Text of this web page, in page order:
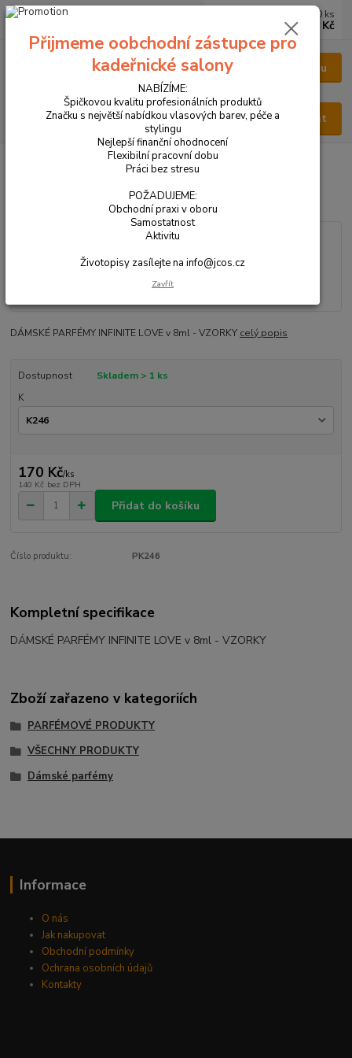
Menu
Hledat
0 ks
0 Kč
VŠECHNY PRODUKTY PARFÉM DÁMSKÝ 8ml
PARFÉM DÁMSKÝ 8ml
DÁMSKÉ PARFÉMY INFINITE LOVE v 8ml - VZORKY celý popis
Dostupnost
Skladem > 1 ks
K
170 Kč/ks
140 Kč bez DPH
Přidat do košíku
Číslo produktu: PK246
Kompletní specifikace
DÁMSKÉ PARFÉMY INFINITE LOVE v 8ml - VZORKY
Zboží zařazeno v kategoriích
PARFÉMOVÉ PRODUKTY
VŠECHNY PRODUKTY
Dámské parfémy
Informace
O nás
Jak nakupovat
Obchodní podmínky
Ochrana osobních údajů
Kontakty
Přijmeme oobchodní zástupce pro
kadeřnické salony
NABÍZÍME:
Špičkovou kvalitu profesionálních produktů
Značku s největší nabídkou vlasových barev, péče a
stylingu
Nejlepší finanční ohodnocení
Flexibilní pracovní dobu
Práci bez stresu
POŽADUJEME:
Obchodní praxi v oboru
Samostatnost
Aktivitu
Životopisy zasílejte na info@jcos.cz
Zavřít